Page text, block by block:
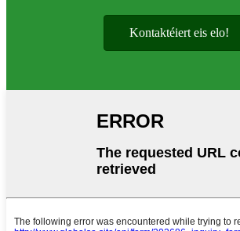
Kontaktéiert eis elo!